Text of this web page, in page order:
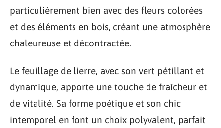
particulièrement bien avec des fleurs colorées
et des éléments en bois, créant une atmosphère
chaleureuse et décontractée.
Le feuillage de lierre, avec son vert pétillant et
dynamique, apporte une touche de fraîcheur et
de vitalité. Sa forme poétique et son chic
intemporel en font un choix polyvalent, parfait